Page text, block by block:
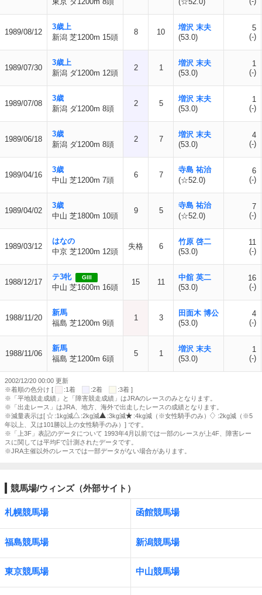
1989/08/12
3歳上
新潟 芝1200m 15頭
8 10
増沢 末夫
(53.0)
5
(-)
1989/07/30
3歳上
新潟 ダ1200m 12頭
2 1
増沢 末夫
(53.0)
1
(-)
1989/07/08
3歳
新潟 ダ1200m 8頭
2 5
増沢 末夫
(53.0)
1
(-)
1989/06/18
3歳
新潟 ダ1200m 8頭
2 7
増沢 末夫
(53.0)
4
(-)
1989/04/16
3歳
中山 芝1200m 7頭
6 7
寺島 祐治
(☆52.0)
6
(-)
1989/04/02
3歳
中山 芝1800m 10頭
9 5
寺島 祐治
(☆52.0)
7
(-)
1989/03/12
はなの
中京 芝1200m 12頭
失格 6
竹原 啓二
(53.0)
11
(-)
1988/12/17
テ3牝 GIII
中山 芝1600m 16頭
15 11
中舘 英二
(53.0)
16
(-)
1988/11/20
新馬
福島 芝1200m 9頭
1 3
田面木 博公
(53.0)
4
(-)
1988/11/06
新馬
福島 芝1200m 6頭
5 1
増沢 末夫
(53.0)
1
(-)
2002/12/20 00:00 更新
※着順の色分け [
:1着 :2着
:3着 ]
※「平地競走成績」と「障害競走成績」はJRAのレースのみとなります。
※「出走レース」はJRA、地方、海外で出走したレースの成績となります。
※減量表示は[
:1kg減 :2kg減 :3kg減 :4kg減（※女性騎手のみ）
:2kg減（※5
年以上、又は101勝以上の女性騎手のみ）] です。
※「上3F」表記のデータについて 1993年4月以前では一部のレースが上4F、障害レー
スに関しては平均Fで計測されたデータです。
※JRA主催以外のレースでは一部データがない場合があります。
競馬場/ウィンズ（外部サイト）
札幌競馬場 函館競馬場
福島競馬場 新潟競馬場
東京競馬場 中山競馬場